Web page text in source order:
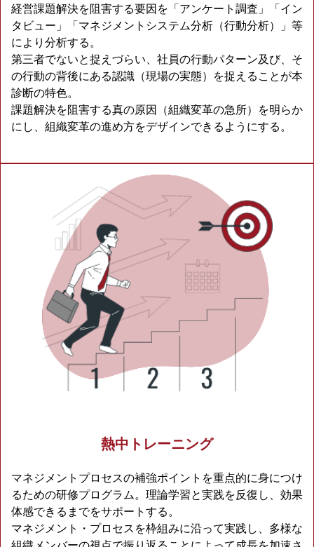
経営課題解決を阻害する要因を「アンケート調査」「イン
タビュー」「マネジメントシステム分析（行動分析）」等
により分析する。
第三者でないと捉えづらい、社員の行動パターン及び、そ
の行動の背後にある認識（現場の実態）を捉えることが本
診断の特色。
課題解決を阻害する真の原因（組織変革の急所）を明らか
にし、組織変革の進め方をデザインできるようにする。
熱中トレーニング
マネジメントプロセスの補強ポイントを重点的に身につけ
るための研修プログラム。理論学習と実践を反復し、効果
体感できるまでをサポートする。
マネジメント・プロセスを枠組みに沿って実践し、多様な